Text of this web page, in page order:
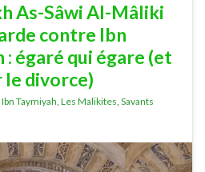
As-Sâwi Al-Mâliki
contre Ibn
: égaré qui égare (et
le divorce)
Ibn Taymiyah, Les Malikites, Savants